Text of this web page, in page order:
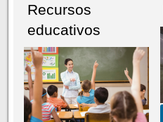
Recursos
educativos